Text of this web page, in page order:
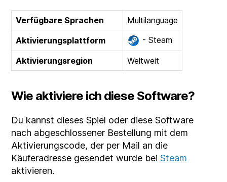
Verfügbare Sprachen
Multilanguage
Aktivierungsplattform
- Steam
Aktivierungsregion Weltweit
Wie aktiviere ich diese Software?
Du kannst dieses Spiel oder diese Software
nach abgeschlossener Bestellung mit dem
Aktivierungscode, der per Mail an die
Käuferadresse gesendet wurde beiSteam
aktivieren.